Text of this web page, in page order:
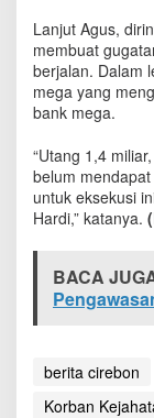
Lanjut Agus,
membuat
berjalan. Dalam
mega yang
bank mega.
“Utang 1,4
belum
untuk eksekusi
Hardi,” katanya.
BACA
berita cirebon
Korban